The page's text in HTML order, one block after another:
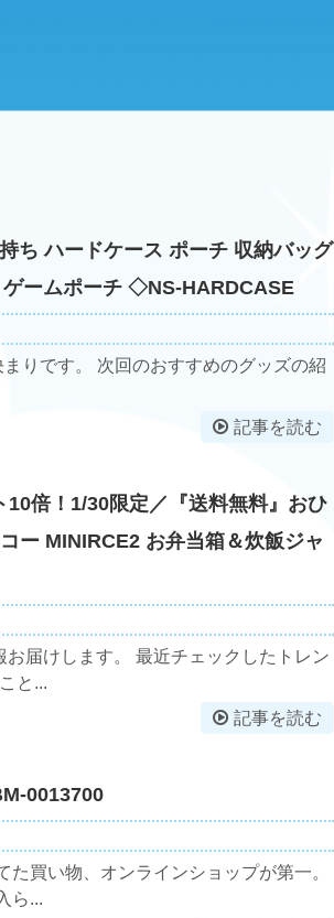
ハードケース ポーチ 収納バッグ
ームポーチ ◇NS-HARDCASE
りです。 次回のおすすめのグッズの紹
記事を読む
倍！1/30限定／『送料無料』おひ
ー MINIRCE2 お弁当箱＆炊飯ジャ
届けします。 最近チェックしたトレン
と...
記事を読む
0013700
買い物、オンラインショップが第一。
ら...